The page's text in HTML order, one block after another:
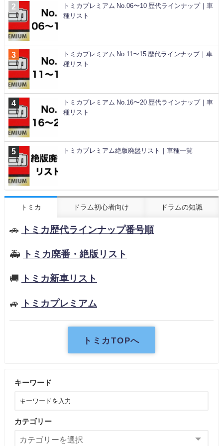
トミカプレミアム No.06〜10 歴代ラインナップ｜車
種リスト
トミカプレミアム No.11〜15 歴代ラインナップ｜車
種リスト
トミカプレミアム No.16〜20 歴代ラインナップ｜車
種リスト
トミカプレミアム絶版廃盤リスト｜車種一覧
トミカ ドラム初心者向け ドラムの知識
🚗 トミカ歴代ラインナップ番号順
🚑 トミカ廃番・絶版リスト
🚚 トミカ新車リスト
🚙 トミカプレミアム
トミカTOPへ
キーワード
カテゴリー